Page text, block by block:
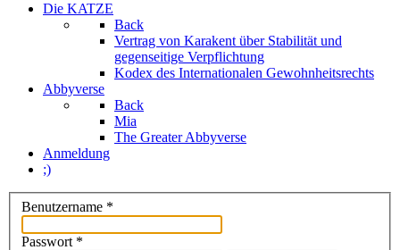
Die KATZE
Back
Vertrag von Karakent über Stabilität und
gegenseitige Verpflichtung
Kodex des Internationalen Gewohnheitsrechts
Abbyverse
Back
Mia
The Greater Abbyverse
Anmeldung
;)
Benutzername *
Passwort *